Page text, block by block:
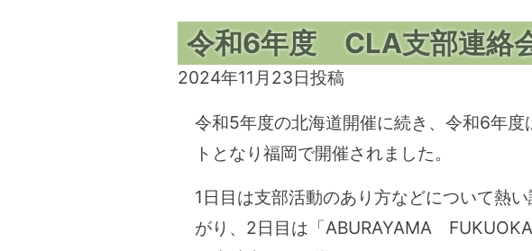
令和6年度 CLA支部連絡
2024年11月23日投稿
令和5年度の北海道開催に続き、令和6年
トとなり福岡で開催されました。
1日目は支部活動のあり方などについて熱
がり、2日目は「ABURAYAMA